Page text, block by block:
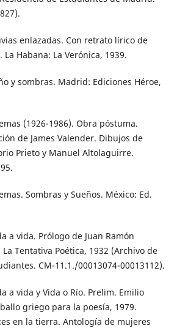
enlazadas. Con retrato lírico de
La Habana: La Verónica, 1939.
y sombras. Madrid: Ediciones Héroe,
(1926-1986). Obra póstuma.
de James Valender. Dibujos de
Prieto y Manuel Altolaguirre.
Sombras y Sueños. México: Ed.
a vida. Prólogo de Juan Ramón
Tentativa Poética, 1932 (Archivo de
CM-11.1./00013074-00013112).
a vida y Vida o Río. Prelim. Emilio
griego para la poesía, 1979.
en la tierra. Antología de mujeres